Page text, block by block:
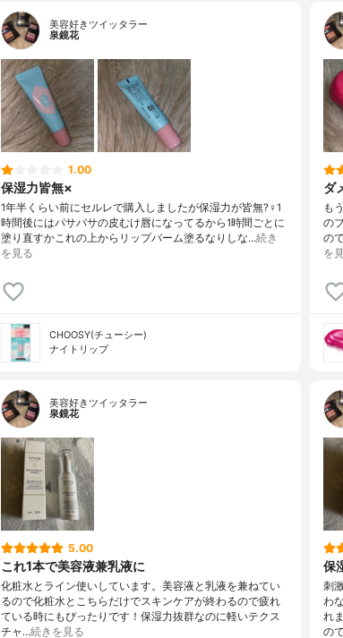
美容好きツイッタラー
泉鏡花
1.00
保湿力皆無×
1年半くらい前にセルレで購入しましたが保湿力が皆無?‍♀️1
時間後にはパサパサの皮むけ唇になってるから1時間ごとに
塗り直すかこれの上からリップバーム塗るなりしな…続き
を見る
CHOOSY(チューシー)
ナイトリップ
ダ
も
の
の
を
美容好きツイッタラー
泉鏡花
5.00
これ1本で美容液兼乳液に
化粧水とライン使いしています。美容液と乳液を兼ねてい
るので化粧水とこちらだけでスキンケアが終わるので疲れ
ている時にもぴったりです！保湿力抜群なのに軽いテクス
チャ…続きを見る
保
刺
わ
れ
の